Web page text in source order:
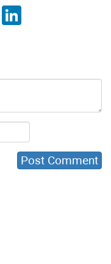
WhatsApp